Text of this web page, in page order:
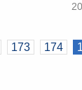
173 174